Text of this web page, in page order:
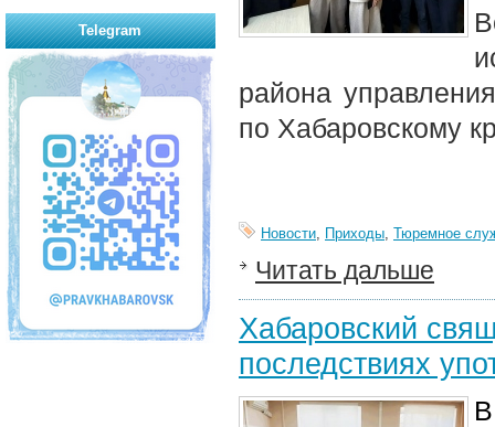
района
по Хабаровскому
Новости, Приходы, Тюремное
Читать дальше
Хабаровский
последствиях
Telegram